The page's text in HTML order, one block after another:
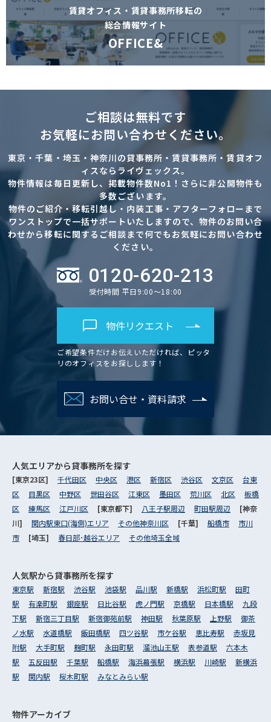
賃貸オフィス・賃貸事務所移転の
総合情報サイト
OFFICE&
ご相談は無料です
お気軽にお問い合わせください。
東京・千葉・埼玉・神奈川の貸事務所・賃貸事務所・賃貸オフ
ィスならライヴェックス。
物件情報は毎日更新し、掲載物件数No1！さらに非公開物件も
多数ございます。
物件のご紹介・移転引越し・内装工事・アフターフォローまで
ワンストップで一括サポートいたしますので、物件のお問い合
わせから移転に関するご相談まで何でもお気軽にお問い合わせ
ください。
0120-620-213
受付時間 平日9:00～18:00
物件リクエスト
ご希望条件だけお伝えいただければ、ピッタ
リのオフィスをお探しします！
お問い合せ・資料請求
人気エリアから貸事務所を探す
[東京23区] 千代田区 中央区 港区 新宿区 渋谷区 文京区
台東
区
目黒区 中野区 世田谷区 江東区 墨田区 荒川区 北区
板橋
区
練馬区 江戸川区 [東京都下] 八王子駅周辺 町田駅周辺
[神奈
川] 関内駅東口(海側)エリア その他神奈川区 [千葉] 船橋市
市川
市
[埼玉] 春日部･越谷エリア その他埼玉全域
人気駅から貸事務所を探す
東京駅 新宿駅 渋谷駅 池袋駅 品川駅 新橋駅 浜松町駅
田町
駅
有楽町駅 銀座駅 日比谷駅 虎ノ門駅 京橋駅 日本橋駅
九段
下駅
新宿三丁目駅 新宿御苑前駅 神田駅 秋葉原駅 上野駅
御茶
ノ水駅
水道橋駅 飯田橋駅 四ツ谷駅 市ケ谷駅 恵比寿駅
赤坂見
附駅
大手町駅 麹町駅 永田町駅 溜池山王駅 表参道駅
六本木
駅
五反田駅 千葉駅 船橋駅 海浜幕張駅 横浜駅 川崎駅
新横浜
駅
関内駅 桜木町駅 みなとみらい駅
物件アーカイブ